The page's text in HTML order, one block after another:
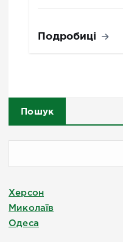
Подробиці
Пошук
Херсон
Миколаїв
Одеса